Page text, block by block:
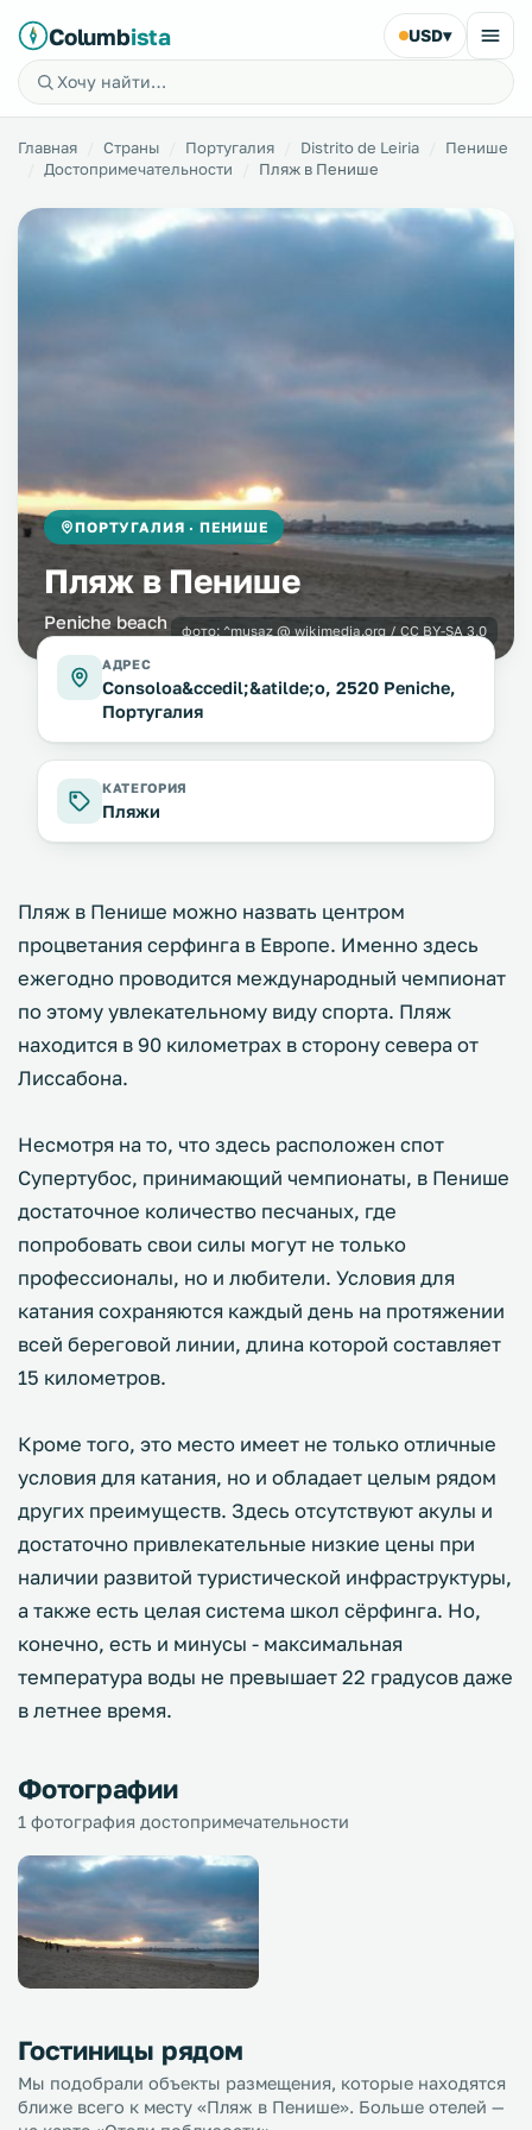
Columbista USD▾
Главная Страны Португалия Distrito de Leiria
Пенише
Достопримечательности
Пляж в Пенише
ПОРТУГАЛИЯ · ПЕНИШЕ
Пляж в Пенише
Peniche beach фото: ^musaz @ wikimedia.org / CC BY-SA 3.0
АДРЕС
Consoloa&ccedil;&atilde;o, 2520 Peniche,
Португалия
КАТЕГОРИЯ
Пляжи
Пляж в Пенише можно назвать центром
процветания серфинга в Европе. Именно здесь
ежегодно проводится международный чемпионат
по этому увлекательному виду спорта. Пляж
находится в 90 километрах в сторону севера от
Лиссабона.
Несмотря на то, что здесь расположен спот
Супертубос, принимающий чемпионаты, в Пенише
достаточное количество песчаных, где
попробовать свои силы могут не только
профессионалы, но и любители. Условия для
катания сохраняются каждый день на протяжении
всей береговой линии, длина которой составляет
15 километров.
Кроме того, это место имеет не только отличные
условия для катания, но и обладает целым рядом
других преимуществ. Здесь отсутствуют акулы и
достаточно привлекательные низкие цены при
наличии развитой туристической инфраструктуры,
а также есть целая система школ сёрфинга. Но,
конечно, есть и минусы - максимальная
температура воды не превышает 22 градусов даже
в летнее время.
Фотографии
1 фотография достопримечательности
Гостиницы рядом
Мы подобрали объекты размещения, которые находятся
ближе всего к месту «Пляж в Пенише». Больше отелей —